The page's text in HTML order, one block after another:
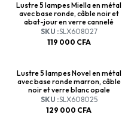
Lustre 5 lampes Miella en métal
avec base ronde, câble noir et
abat-jour en verre cannelé
SKU :SLX608027
119 000 CFA
Lustre 5 lampes Novel en métal
avec base ronde marron, câble
noir et verre blanc opale
SKU :SLX608025
129 000 CFA